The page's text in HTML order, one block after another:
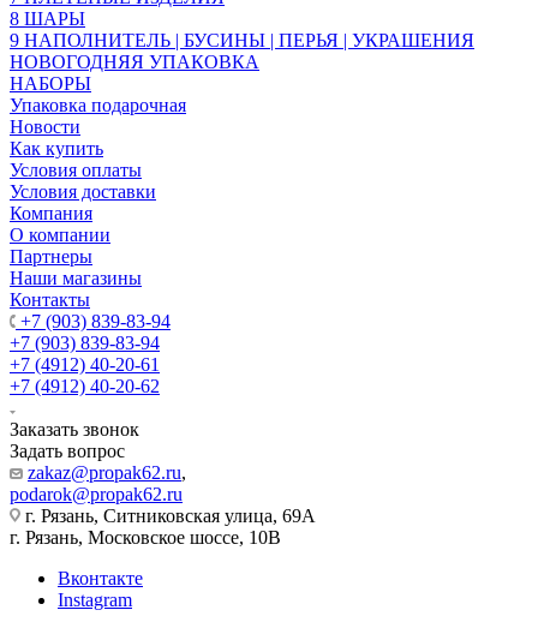
8 ШАРЫ
9 НАПОЛНИТЕЛЬ | БУСИНЫ | ПЕРЬЯ | УКРАШЕНИЯ
НОВОГОДНЯЯ УПАКОВКА
НАБОРЫ
Упаковка подарочная
Новости
Как купить
Условия оплаты
Условия доставки
Компания
О компании
Партнеры
Наши магазины
Контакты
+7 (903) 839-83-94
+7 (903) 839-83-94
+7 (4912) 40-20-61
+7 (4912) 40-20-62
Заказать звонок
Задать вопрос
zakaz@propak62.ru,
podarok@propak62.ru
г. Рязань, Ситниковская улица, 69А
г. Рязань, Московское шоссе, 10В
Вконтакте
Instagram